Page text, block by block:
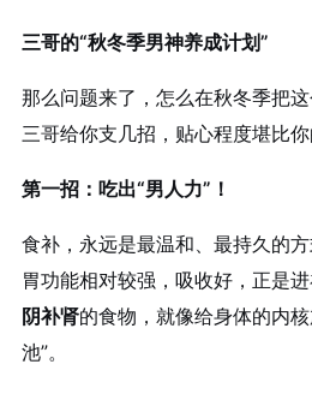
三哥的“秋冬季男神养成计划”
那么问题来了，怎么在秋冬季把这
三哥给你支几招，贴心程度堪比你
第一招：吃出“男人力”！
食补，永远是最温和、最持久的
胃功能相对较强，吸收好，正是
阴补肾的食物，就像给身体的内
池”。